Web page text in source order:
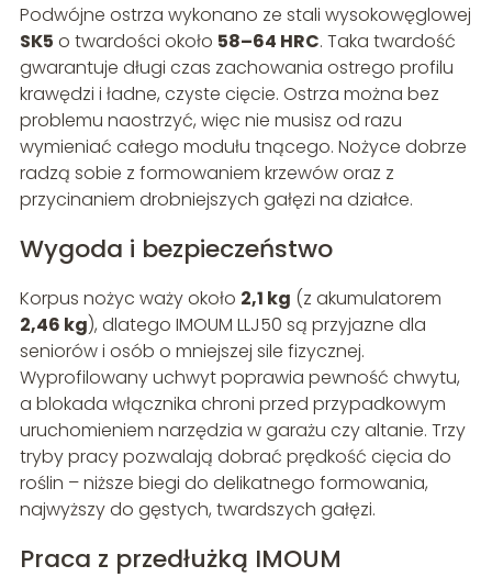
Podwójne ostrza wykonano ze stali wysokowęglowej
SK5 o twardości około 58–64 HRC. Taka twardość
gwarantuje długi czas zachowania ostrego profilu
krawędzi i ładne, czyste cięcie. Ostrza można bez
problemu naostrzyć, więc nie musisz od razu
wymieniać całego modułu tnącego. Nożyce dobrze
radzą sobie z formowaniem krzewów oraz z
przycinaniem drobniejszych gałęzi na działce.
Wygoda i bezpieczeństwo
Korpus nożyc waży około 2,1 kg (z akumulatorem
2,46 kg), dlatego IMOUM LLJ50 są przyjazne dla
seniorów i osób o mniejszej sile fizycznej.
Wyprofilowany uchwyt poprawia pewność chwytu,
a blokada włącznika chroni przed przypadkowym
uruchomieniem narzędzia w garażu czy altanie. Trzy
tryby pracy pozwalają dobrać prędkość cięcia do
roślin – niższe biegi do delikatnego formowania,
najwyższy do gęstych, twardszych gałęzi.
Praca z przedłużką IMOUM